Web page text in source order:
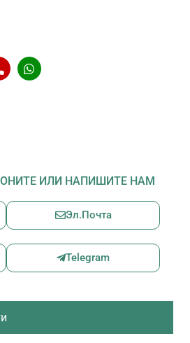
ИЛИ НАПИШИТЕ НАМ
Эл.Почта
Telegram